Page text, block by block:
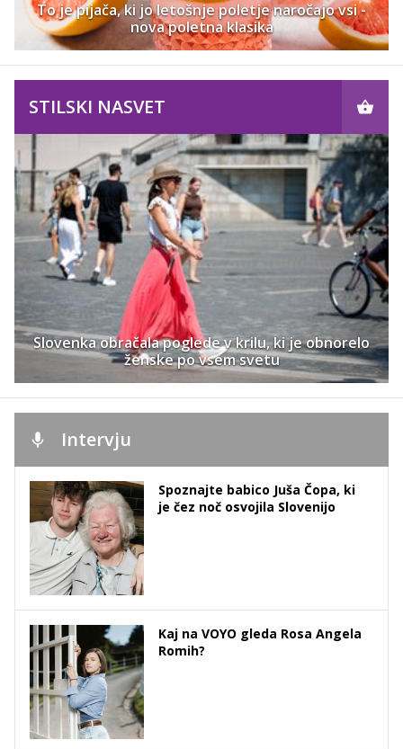
To je pijača, ki jo letošnje poletje naročajo vsi -
nova poletna klasika
STILSKI NASVET
Slovenka obračala poglede v krilu, ki je obnorelo
ženske po vsem svetu
Intervju
Spoznajte babico Juša Čopa, ki
je čez noč osvojila Slovenijo
Kaj na VOYO gleda Rosa Angela
Romih?